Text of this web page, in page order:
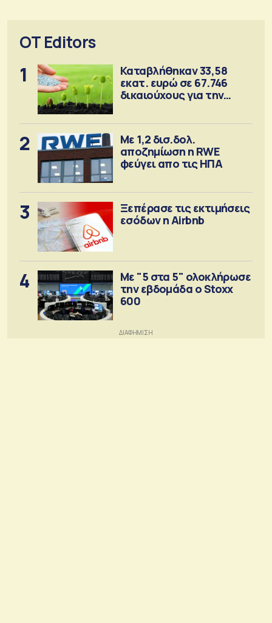
OT Editors
1
Καταβλήθηκαν 33,58
εκατ. ευρώ σε 67.746
δικαιούχους για την
2
Με 1,2 δισ.δολ.
αποζημίωση η RWE
φεύγει απο τις ΗΠΑ
3
Ξεπέρασε τις εκτιμήσεις
εσόδων η Airbnb
4
Με "5 στα 5" ολοκλήρωσε
την εβδομάδα ο Stoxx
600